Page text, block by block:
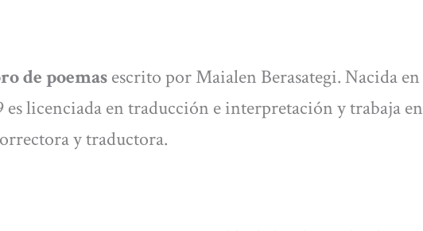
de poemasescrito por Maialen Berasategi. Nacida en
licenciada en traducción e interpretación y trabaja en
y traductora.